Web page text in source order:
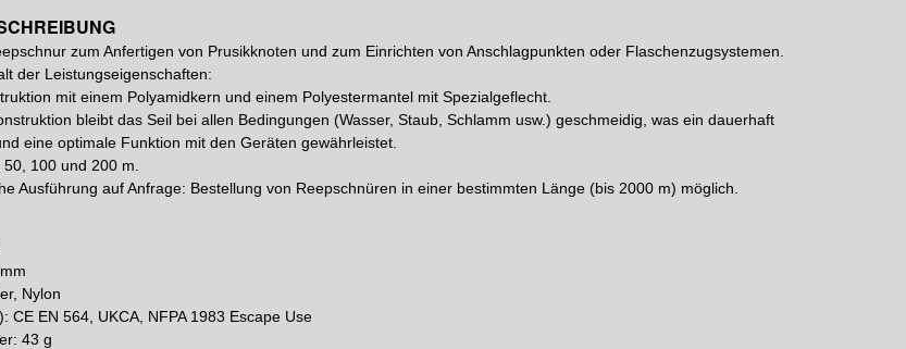
zum Anfertigen von Prusikknoten und zum Einrichten von Anschlagpunkten oder Flaschenzugsystemen.
der Leistungseigenschaften:
mit einem Polyamidkern und einem Polyestermantel mit Spezialgeflecht.
bleibt das Seil bei allen Bedingungen (Wasser, Staub, Schlamm usw.) geschmeidig, was ein dauerhaft
eine optimale Funktion mit den Geräten gewährleistet.
100 und 200 m.
Ausführung auf Anfrage: Bestellung von Reepschnüren in einer bestimmten Länge (bis 2000 m) möglich.
Nylon
CE EN 564, UKCA, NFPA 1983 Escape Use
43 g